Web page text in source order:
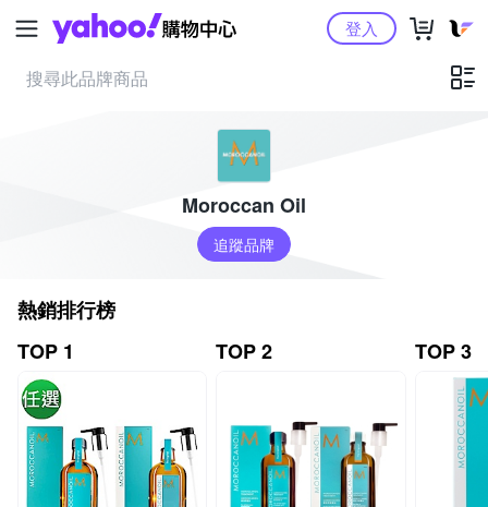
Yahoo購物中心登入
Moroccan Oil
追蹤品牌
熱銷排行榜
TOP 1
TOP 2 TOP 3